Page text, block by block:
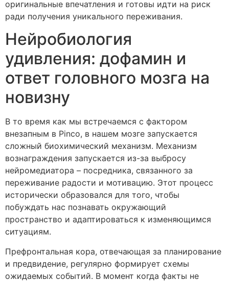
оригинальные впечатления и готовы идти на риск
ради получения уникального переживания.
Нейробиология
удивления: дофамин и
ответ головного мозга на
новизну
В то время как мы встречаемся с фактором
внезапным в Pinco, в нашем мозге запускается
сложный биохимический механизм. Механизм
вознаграждения запускается из-за выбросу
нейромедиатора – посредника, связанного за
переживание радости и мотивацию. Этот процесс
исторически образовался для того, чтобы
побуждать нас познавать окружающий
пространство и адаптироваться к изменяющимся
ситуациям.
Префронтальная кора, отвечающая за планирование
и предвидение, регулярно формирует схемы
ожидаемых событий. В момент когда факты не